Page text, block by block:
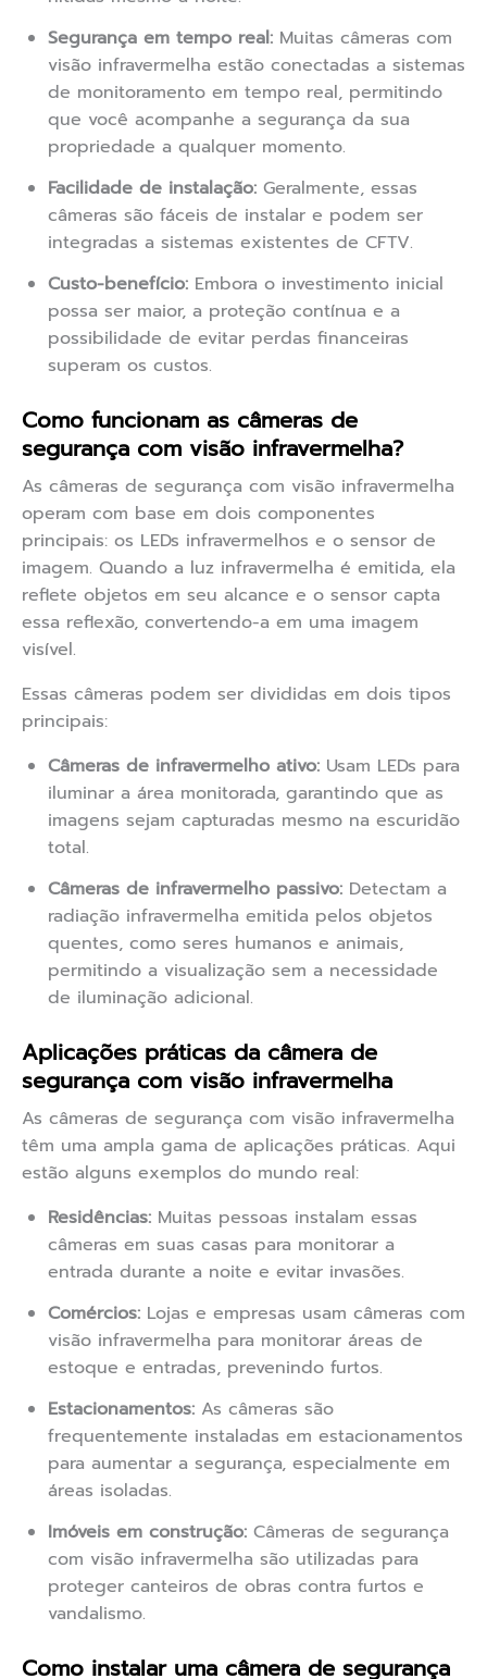
Segurança em tempo real: Muitas câmeras com
visão infravermelha estão conectadas a sistemas
de monitoramento em tempo real, permitindo
que você acompanhe a segurança da sua
propriedade a qualquer momento.
Facilidade de instalação: Geralmente, essas
câmeras são fáceis de instalar e podem ser
integradas a sistemas existentes de CFTV.
Custo-benefício: Embora o investimento inicial
possa ser maior, a proteção contínua e a
possibilidade de evitar perdas financeiras
superam os custos.
Como funcionam as câmeras de
segurança com visão infravermelha?
As câmeras de segurança com visão infravermelha
operam com base em dois componentes
principais: os LEDs infravermelhos e o sensor de
imagem. Quando a luz infravermelha é emitida, ela
reflete objetos em seu alcance e o sensor capta
essa reflexão, convertendo-a em uma imagem
visível.
Essas câmeras podem ser divididas em dois tipos
principais:
Câmeras de infravermelho ativo: Usam LEDs para
iluminar a área monitorada, garantindo que as
imagens sejam capturadas mesmo na escuridão
total.
Câmeras de infravermelho passivo: Detectam a
radiação infravermelha emitida pelos objetos
quentes, como seres humanos e animais,
permitindo a visualização sem a necessidade
de iluminação adicional.
Aplicações práticas da câmera de
segurança com visão infravermelha
As câmeras de segurança com visão infravermelha
têm uma ampla gama de aplicações práticas. Aqui
estão alguns exemplos do mundo real:
Residências: Muitas pessoas instalam essas
câmeras em suas casas para monitorar a
entrada durante a noite e evitar invasões.
Comércios: Lojas e empresas usam câmeras com
visão infravermelha para monitorar áreas de
estoque e entradas, prevenindo furtos.
Estacionamentos: As câmeras são
frequentemente instaladas em estacionamentos
para aumentar a segurança, especialmente em
áreas isoladas.
Imóveis em construção: Câmeras de segurança
com visão infravermelha são utilizadas para
proteger canteiros de obras contra furtos e
vandalismo.
Como instalar uma câmera de segurança